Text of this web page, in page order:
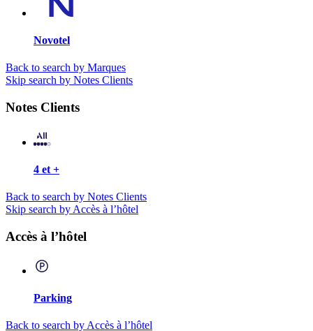
Novotel
Back to search by Marques
Skip search by Notes Clients
Notes Clients
4 et +
Back to search by Notes Clients
Skip search by Accès à l’hôtel
Accès à l’hôtel
Parking
Back to search by Accès à l’hôtel